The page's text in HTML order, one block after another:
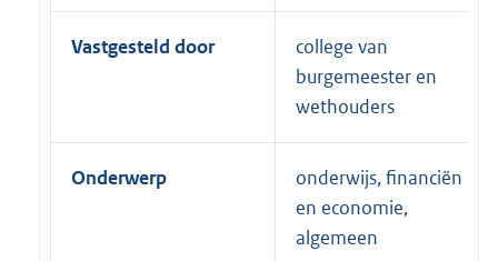
Vastgesteld door
college van
burgemeester en
wethouders
Onderwerp
onderwijs, financiën
en economie,
algemeen